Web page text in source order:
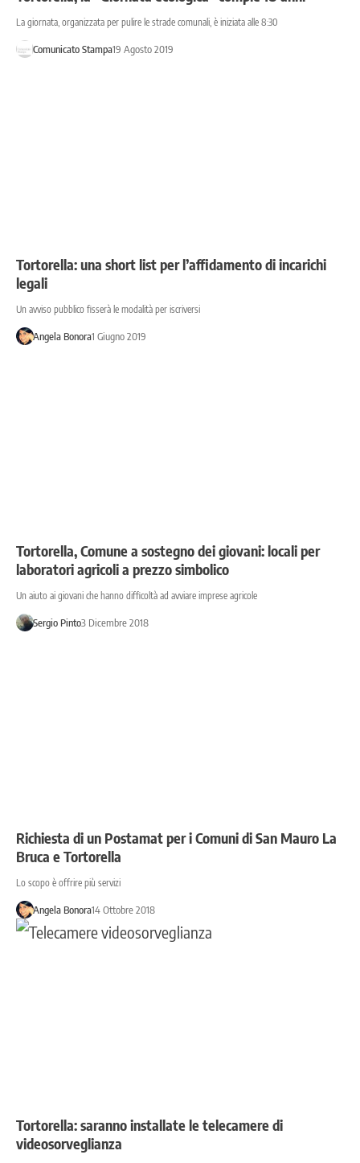
La giornata, organizzata per pulire le strade comunali, è iniziata alle 8:30
Comunicato Stampa19 Agosto 2019
Tortorella: una short list per l’affidamento di incarichi
legali
Un avviso pubblico fisserà le modalità per iscriversi
Angela Bonora1 Giugno 2019
Tortorella, Comune a sostegno dei giovani: locali per
laboratori agricoli a prezzo simbolico
Un aiuto ai giovani che hanno difficoltà ad avviare imprese agricole
Sergio Pinto3 Dicembre 2018
Richiesta di un Postamat per i Comuni di San Mauro La
Bruca e Tortorella
Lo scopo è offrire più servizi
Angela Bonora14 Ottobre 2018
Tortorella: saranno installate le telecamere di
videosorveglianza